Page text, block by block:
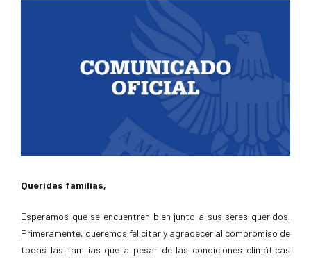
Queridas familias,
Esperamos que se encuentren bien junto a sus seres queridos.
Primeramente, queremos felicitar y agradecer al compromiso de
todas las familias que a pesar de las condiciones climáticas